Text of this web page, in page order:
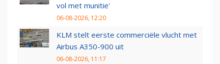
vol met munitie'
06-08-2026, 12:20
KLM stelt eerste commerciële vlucht met
Airbus A350-900 uit
06-08-2026, 11:17